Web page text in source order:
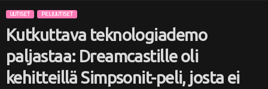
UUTISET PELIUUTISET
Kutkuttava teknologiademo
paljastaa: Dreamcastille oli
kehitteillä Simpsonit-peli, josta ei